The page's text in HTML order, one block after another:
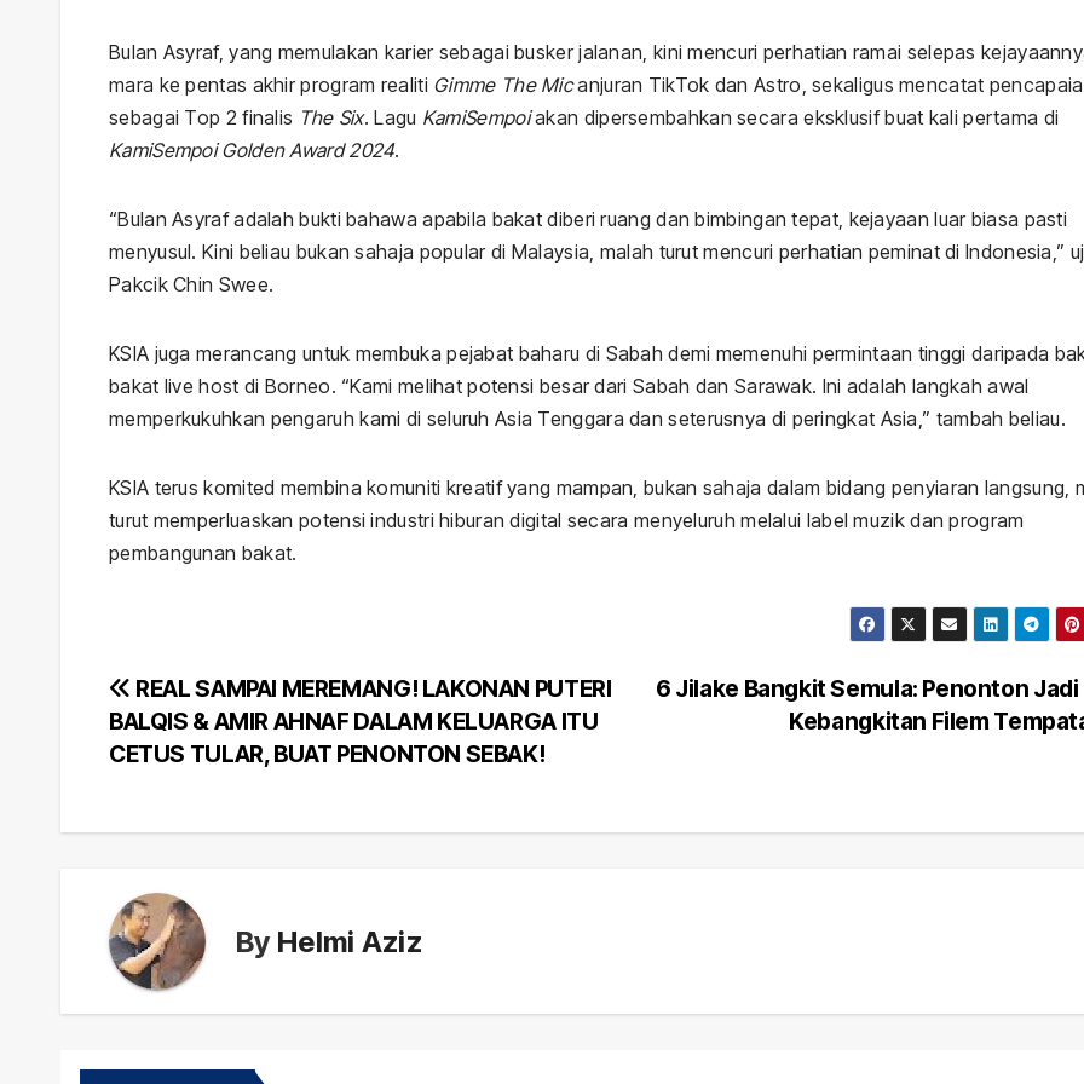
Bulan Asyraf, yang memulakan karier sebagai busker jalanan, kini mencuri perhatian ramai selepas
mara ke pentas akhir program realiti Gimme The Micanjuran TikTok dan Astro, sekaligus mencatat
sebagai Top 2 finalis The Six. Lagu KamiSempoiakan dipersembahkan secara eksklusif buat kali pertama di
KamiSempoi Golden Award 2024.
“Bulan Asyraf adalah bukti bahawa apabila bakat diberi ruang dan bimbingan tepat, kejayaan luar biasa pasti
menyusul. Kini beliau bukan sahaja popular di Malaysia, malah turut mencuri perhatian peminat di Indonesia,”
Pakcik Chin Swee.
KSIA juga merancang untuk membuka pejabat baharu di Sabah demi memenuhi permintaan tinggi daripada
bakat live host di Borneo. “Kami melihat potensi besar dari Sabah dan Sarawak. Ini adalah langkah awal
memperkukuhkan pengaruh kami di seluruh Asia Tenggara dan seterusnya di peringkat Asia,” tambah beliau.
KSIA terus komited membina komuniti kreatif yang mampan, bukan sahaja dalam bidang penyiaran langsung,
turut memperluaskan potensi industri hiburan digital secara menyeluruh melalui label muzik dan program
pembangunan bakat.
Post
navigation
6 Jilake Bangkit Semula: Penonton Jadi
Kebangkitan Filem
REAL SAMPAI MEREMANG! LAKONAN PUTERI
BALQIS & AMIR AHNAF DALAM KELUARGA ITU
CETUS TULAR, BUAT PENONTON SEBAK!
By Helmi Aziz